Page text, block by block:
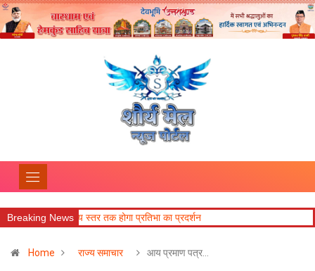
Breaking News
राज्य स्तर तक होगा प्रतिभा का प्रदर्शन
Home राज्य समाचार आय प्रमाण पत्र…